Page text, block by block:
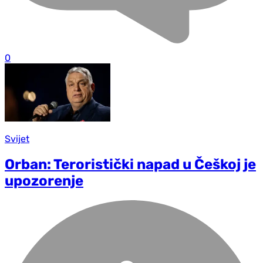
0
Svijet
Orban: Teroristički napad u Češkoj je
upozorenje